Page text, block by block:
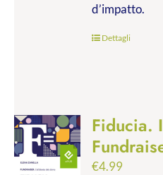
d’impatto.
Dettagli
Fiducia.
€4.99